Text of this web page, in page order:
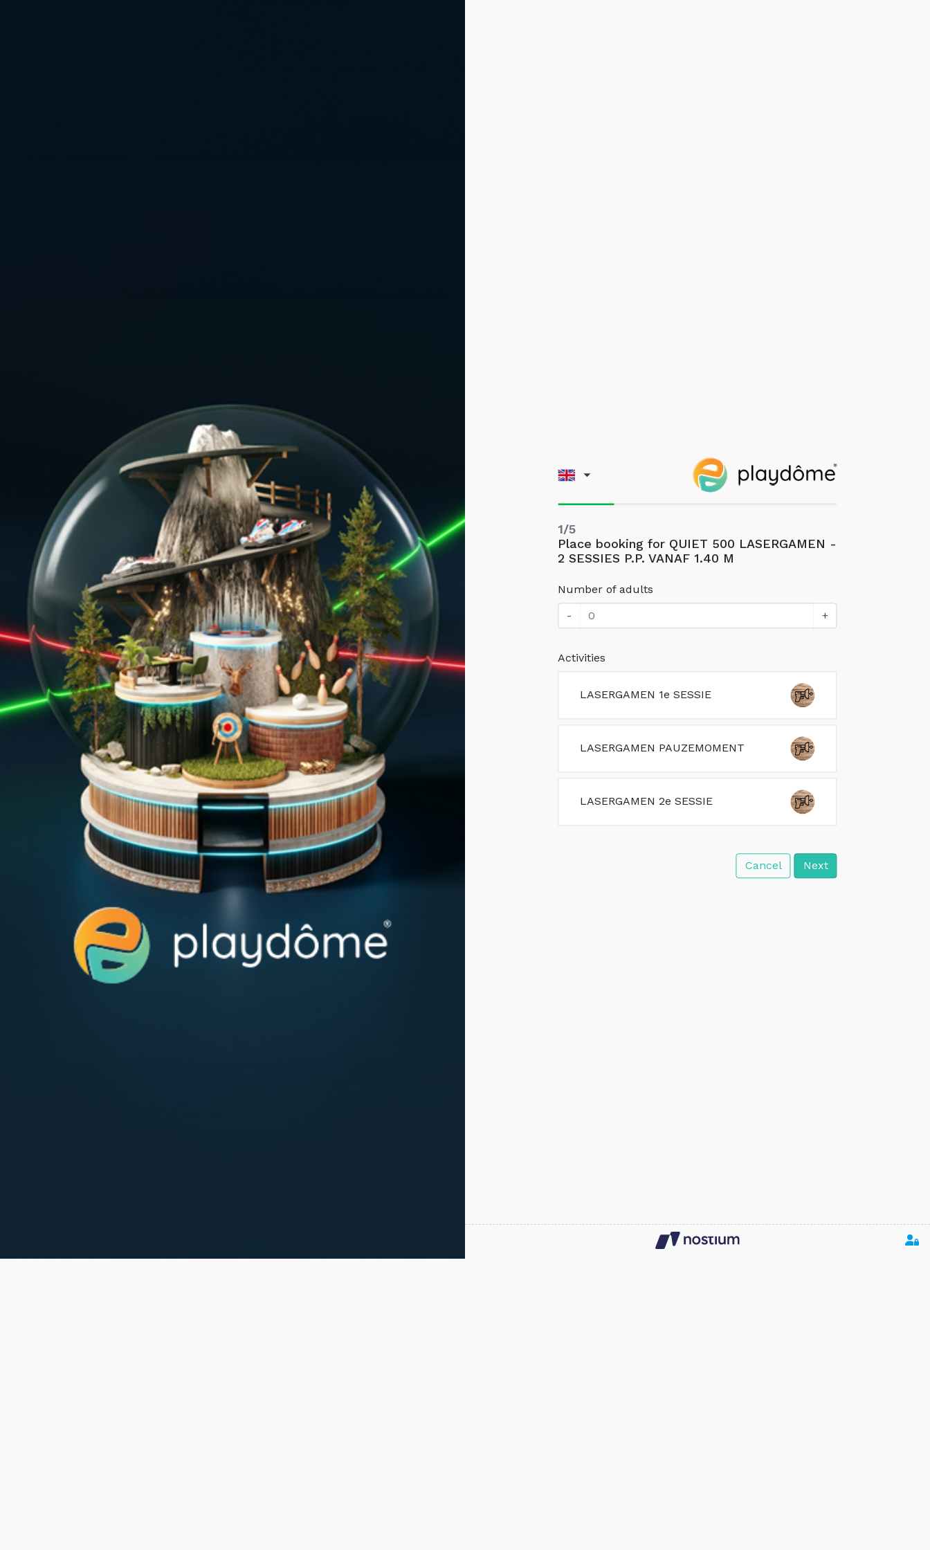
1/5
Place booking for QUIET 500 LASERGAMEN -
2 SESSIES P.P. VANAF 1.40 M
Number of adults
-
+
Activities
LASERGAMEN 1e SESSIE
LASERGAMEN PAUZEMOMENT
LASERGAMEN 2e SESSIE
Cancel Next